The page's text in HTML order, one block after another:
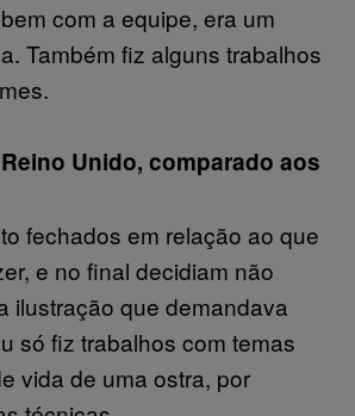
com a equipe, era um
Também fiz alguns trabalhos
Unido, comparado aos
fechados em relação ao que
e no final decidiam não
ilustração que demandava
só fiz trabalhos com temas
vida de uma ostra, por